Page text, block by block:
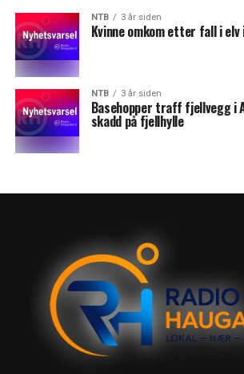
NTB 3 år siden
Kvinne omkom etter fall i elv
NTB 3 år siden
Basehopper traff fjellvegg i
skadd på fjellhylle